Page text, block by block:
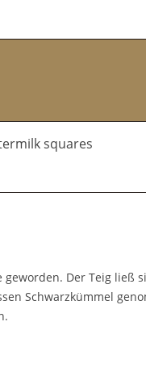
squares
geworden. Der Teig ließ
Schwarzkümmel